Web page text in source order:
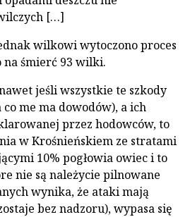
[…]
wilkowi wytoczono proces
na śmierć 93 wilki.
jeśli wszystkie te szkody
me ma dowodów), a ich
przez hodowców, to
w Krośnieńskiem ze stratami
10% pogłowia owiec i to
nie są należycie pilnowane
wynika, że ataki mają
bez nadzoru), wypasa się